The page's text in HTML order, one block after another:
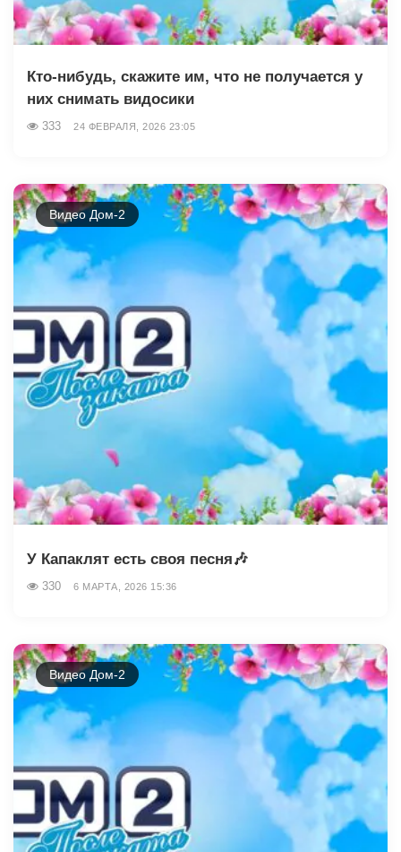
Кто-нибудь, скажите им, что не получается у
них снимать видосики
333 24 ФЕВРАЛЯ, 2026 23:05
Видео Дом-2
У Капаклят есть своя песня🎶
330 6 МАРТА, 2026 15:36
Видео Дом-2